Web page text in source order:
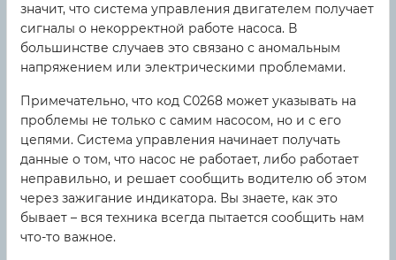
значит, что система управления двигателем получает
сигналы о некорректной работе насоса. В
большинстве случаев это связано с аномальным
напряжением или электрическими проблемами.
Примечательно, что код C0268 может указывать на
проблемы не только с самим насосом, но и с его
цепями. Система управления начинает получать
данные о том, что насос не работает, либо работает
неправильно, и решает сообщить водителю об этом
через зажигание индикатора. Вы знаете, как это
бывает – вся техника всегда пытается сообщить нам
что-то важное.